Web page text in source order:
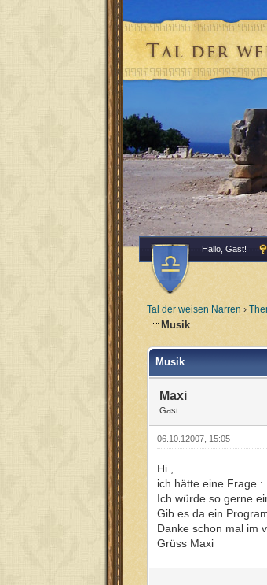
Hallo, Gast!
Tal der weisen Narren ›
Musik
Musik
Maxi
Gast
06.10.12007, 15:05
Hi ,
ich hätte eine Frage :
Ich würde so gerne
Gib es da ein
Danke schon mal im
Grüss Maxi